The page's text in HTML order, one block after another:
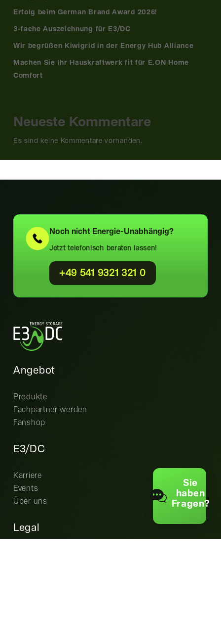
Erfolg beim German Brand Award 2026!
3-fache Auszeichnung für E3/DC
Wir begrüßen Kiwigrid in der Energy Hub Alliance
Machen Sie Ihr Hauskraftwerk fit für E.ON Home
Comfort
Neueste Kommentare
Es sind keine Kommentare vorhanden.
Noch nicht Energie-Unabhängig?
Jetzt telefonisch beraten lassen!
+49 541 9321 321 0
Angebot
Produkte
Fachpartner werden
Fanshop
E3/DC
Karriere
Events
Über uns
Legal
Sie
haben
Fragen?